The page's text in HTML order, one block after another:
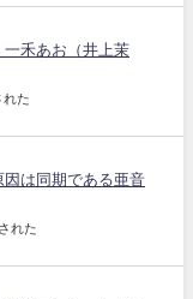
一禾あお（井上茉
れた
因は同期である亜音
れた